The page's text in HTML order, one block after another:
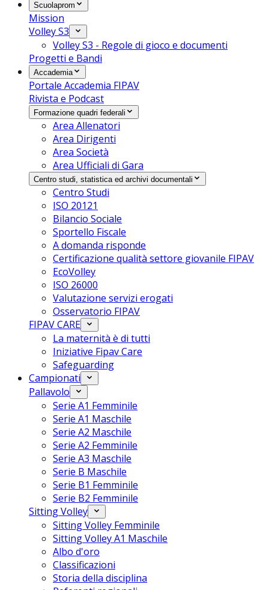
Scuolaprom
Mission
Volley S3
Volley S3 - Regole di gioco e documenti
Progetti e Bandi
Accademia
Portale Accademia FIPAV
Rivista e Podcast
Formazione quadri federali
Area Allenatori
Area Dirigenti
Area Società
Area Ufficiali di Gara
Centro studi, statistica ed archivi documentali
Centro Studi
ISO 20121
Bilancio Sociale
Sportello Fiscale
A domanda risponde
Certificazione qualità settore giovanile FIPAV
EcoVolley
ISO 26000
Valutazione servizi erogati
Osservatorio FIPAV
FIPAV CARE
La maternità è di tutti
Iniziative Fipav Care
Safeguarding
Campionati
Pallavolo
Serie A1 Femminile
Serie A1 Maschile
Serie A2 Maschile
Serie A2 Femminile
Serie A3 Maschile
Serie B Maschile
Serie B1 Femminile
Serie B2 Femminile
Sitting Volley
Sitting Volley Femminile
Sitting Volley A1 Maschile
Albo d'oro
Classificazioni
Storia della disciplina